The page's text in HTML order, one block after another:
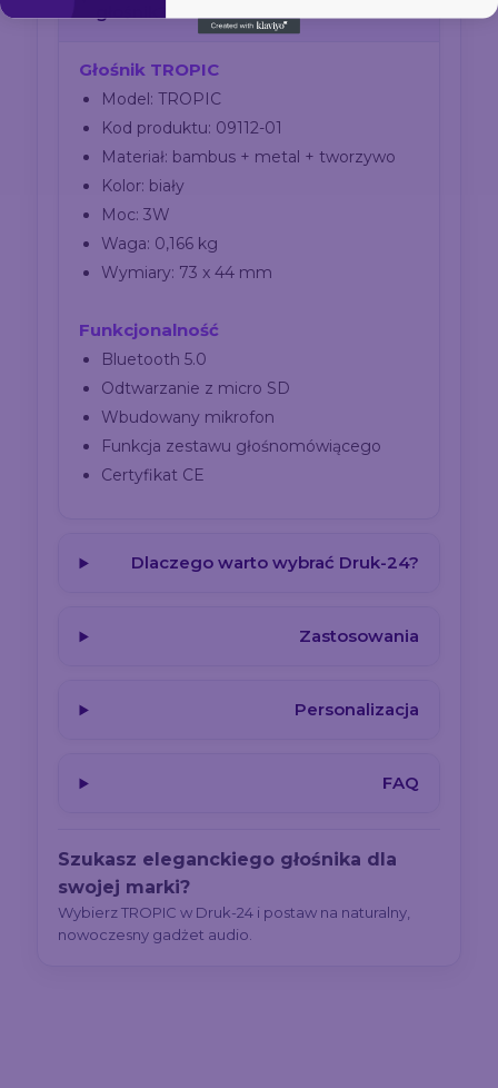
Głośnik TROPIC
Model: TROPIC
Kod produktu: 09112-01
Materiał: bambus + metal + tworzywo
Kolor: biały
Moc: 3W
Waga: 0,166 kg
Wymiary: 73 x 44 mm
Funkcjonalność
Bluetooth 5.0
Odtwarzanie z micro SD
Wbudowany mikrofon
Funkcja zestawu głośnomówiącego
Certyfikat CE
Dlaczego warto wybrać Druk-24?
Zastosowania
Personalizacja
FAQ
Szukasz eleganckiego głośnika dla
swojej marki?
Wybierz TROPIC w Druk-24 i postaw na naturalny,
nowoczesny gadżet audio.